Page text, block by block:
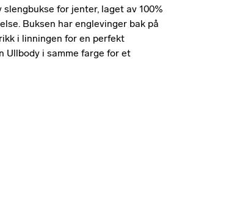
for jenter, laget av 100%
Buksen har englevinger bak på
i linningen for en perfekt
Ullbody i samme farge for et